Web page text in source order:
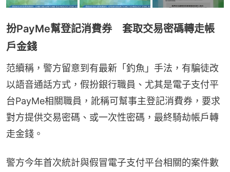
扮PayMe幫登記消費券 套取交易密碼轉走帳
戶金錢
范續稱，警方留意到有最新「釣魚」手法，有騙徒改
以語音通話方式，假扮銀行職員、尤其是電子支付平
台PayMe相關職員，訛稱可幫事主登記消費券，要求
對方提供交易密碼、或一次性密碼，最終騎劫帳戶轉
走金錢。
警方今年首次統計與假冒電子支付平台相關的案件數